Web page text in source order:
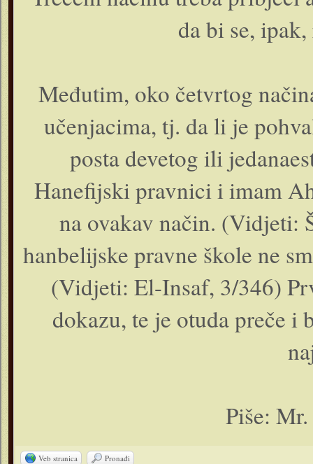
da bi se,
Međutim, oko četvrtog
učenjacima, tj. da li je
posta devetog ili
Hanefijski pravnici i imam
na ovakav način. (Vidjeti:
hanbelijske pravne škole ne
(Vidjeti: El-Insaf, 3/346)
dokazu, te je otuda preče
Piše:
Veb stranica Pronađi